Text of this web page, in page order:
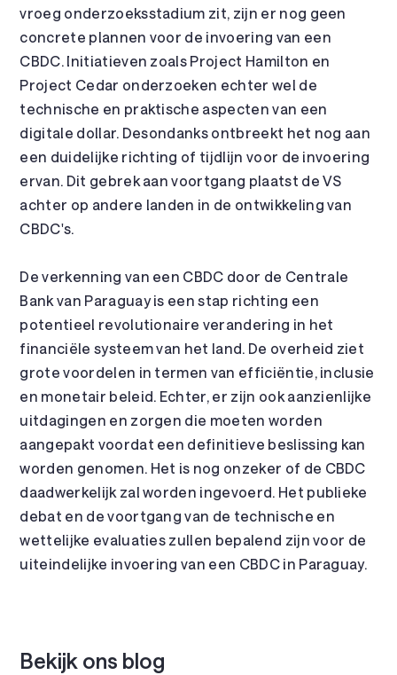
vroeg onderzoeksstadium zit, zijn er nog geen
concrete plannen voor de invoering van een
CBDC. Initiatieven zoals Project Hamilton en
Project Cedar onderzoeken echter wel de
technische en praktische aspecten van een
digitale dollar. Desondanks ontbreekt het nog aan
een duidelijke richting of tijdlijn voor de invoering
ervan. Dit gebrek aan voortgang plaatst de VS
achter op andere landen in de ontwikkeling van
CBDC's.
De verkenning van een CBDC door de Centrale
Bank van Paraguay is een stap richting een
potentieel revolutionaire verandering in het
financiële systeem van het land. De overheid ziet
grote voordelen in termen van efficiëntie, inclusie
en monetair beleid. Echter, er zijn ook aanzienlijke
uitdagingen en zorgen die moeten worden
aangepakt voordat een definitieve beslissing kan
worden genomen. Het is nog onzeker of de CBDC
daadwerkelijk zal worden ingevoerd. Het publieke
debat en de voortgang van de technische en
wettelijke evaluaties zullen bepalend zijn voor de
uiteindelijke invoering van een CBDC in Paraguay.
Bekijk ons blog